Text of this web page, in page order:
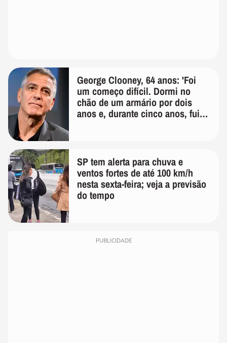
George Clooney, 64 anos: 'Foi
um começo difícil. Dormi no
chão de um armário por dois
anos e, durante cinco anos, fui
SP tem alerta para chuva e
ventos fortes de até 100 km/h
nesta sexta-feira; veja a previsão
do tempo
PUBLICIDADE